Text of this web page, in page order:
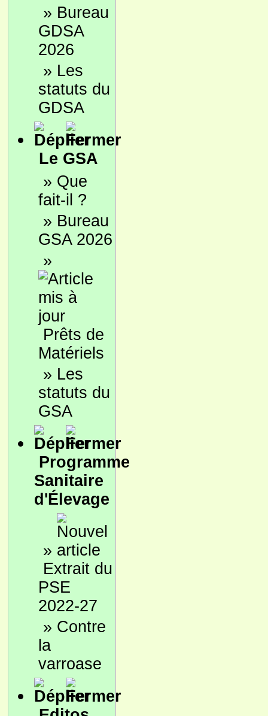
» Bureau
GDSA
2026
» Les
statuts du
GDSA
Le GSA
» Que
fait-il ?
» Bureau
GSA 2026
»
Prêts de
Matériels
» Les
statuts du
GSA
Programme
Sanitaire
d'Élevage
»
Extrait du
PSE
2022-27
» Contre
la
varroase